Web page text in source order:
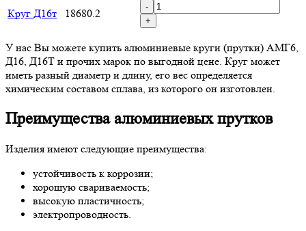
Круг Д16т 18680.2
-
+
У нас Вы можете купить алюминиевые круги (прутки) АМГ6,
Д16, Д16Т и прочих марок по выгодной цене. Круг может
иметь разный диаметр и длину, его вес определяется
химическим составом сплава, из которого он изготовлен.
Преимущества алюминиевых прутков
Изделия имеют следующие преимущества:
устойчивость к коррозии;
хорошую свариваемость;
высокую пластичность;
электропроводность.